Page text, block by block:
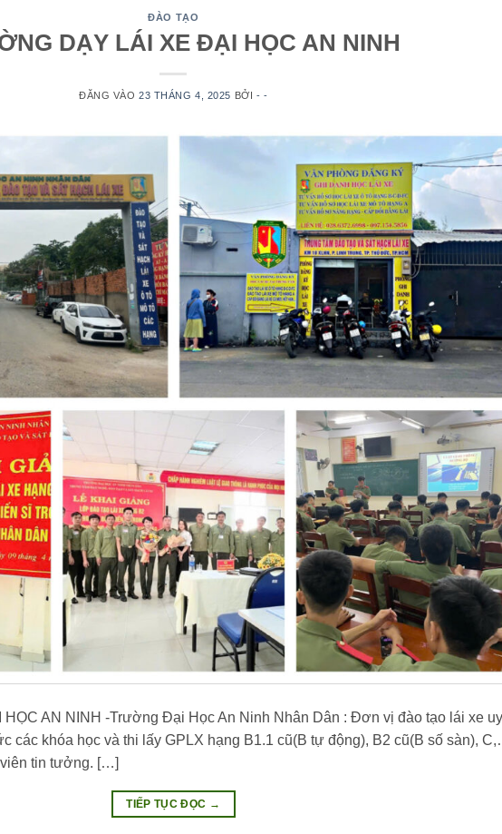
ĐÀO TẠO
DẠY LÁI XE ĐẠI HỌC AN NINH
ĐĂNG VÀO23 THÁNG 4, 2025 BỞI - -
AN NINH -Trường Đại Học An Ninh Nhân Dân : Đơn vị đào tạo lái xe
các khóa học và thi lấy GPLX hạng B1.1 cũ(B tự động), B2 cũ(B số sàn),
tin tưởng. […]
TIẾP TỤC ĐỌC →